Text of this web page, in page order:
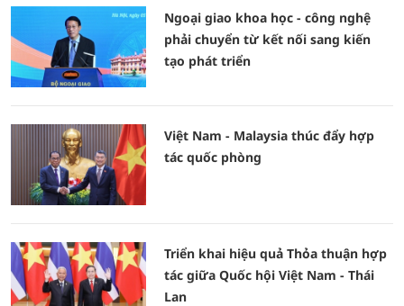
Ngoại giao khoa học - công nghệ
phải chuyển từ kết nối sang kiến
tạo phát triển
Việt Nam - Malaysia thúc đẩy hợp
tác quốc phòng
Triển khai hiệu quả Thỏa thuận hợp
tác giữa Quốc hội Việt Nam - Thái
Lan